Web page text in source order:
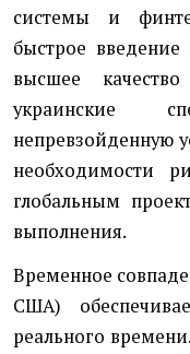
системы и
быстрое
высшее
украинские
непревзойденную
необходимости
глобальным
выполнения.
Временное
США)
реального